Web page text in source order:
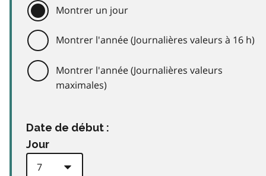
Montrer un jour
Montrer l'année (Journalières valeurs à 16 h)
Montrer l'année (Journalières valeurs
maximales)
Date de début :
Jour